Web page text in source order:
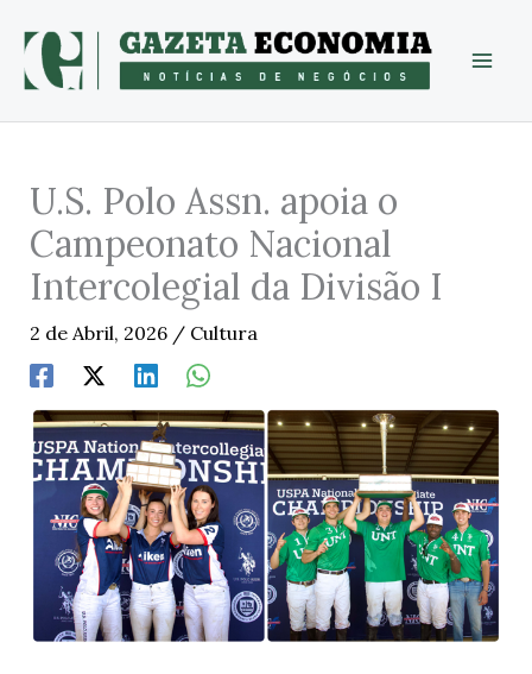
content
U.S. Polo Assn. apoia o
Campeonato Nacional
Intercolegial da Divisão I
2 de Abril, 2026 / Cultura